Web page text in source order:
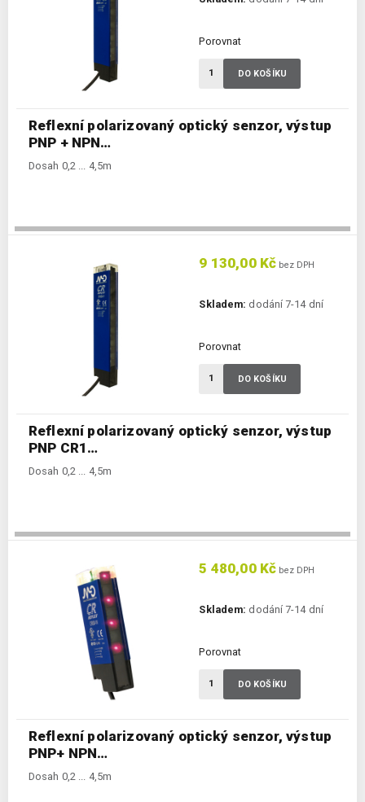
Reflexní polarizovaný optický senzor, výstup
PNP + NPN…
Dosah 0,2 ... 4,5m
Porovnat
DO KOŠÍKU
Reflexní polarizovaný optický senzor, výstup
PNP CR1…
Dosah 0,2 ... 4,5m
9 130,00 Kč bez DPH
Skladem: dodání 7-14 dní
Porovnat
DO KOŠÍKU
Reflexní polarizovaný optický senzor, výstup
PNP+ NPN…
Dosah 0,2 ... 4,5m
5 480,00 Kč bez DPH
Skladem: dodání 7-14 dní
Porovnat
DO KOŠÍKU